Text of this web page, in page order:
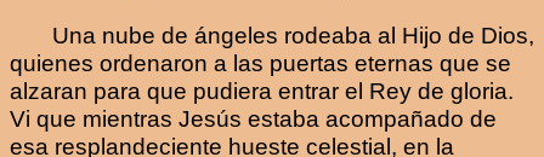
Una nube de ángeles rodeaba al Hijo de Dios,
quienes ordenaron a las puertas eternas que se
alzaran para que pudiera entrar el Rey de gloria.
Vi que mientras Jesús estaba acompañado de
esa resplandeciente hueste celestial, en la